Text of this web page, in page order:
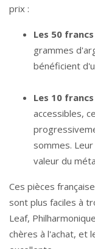
prix :
Les 50
grammes
bénéficient
Les 10
accessibles,
sommes.
valeur du
Ces pièces
sont plus faciles à
Leaf,
chères à l'achat, et